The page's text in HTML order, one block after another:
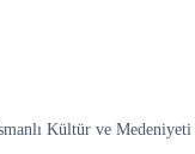
Kültür ve Medeniyeti